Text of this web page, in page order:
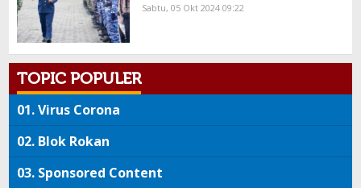
Sabtu, 05 Okt 2024 09:22
TOPIC POPULER
01.Virus Corona
02. Blok Rokan
03. Sponsored Content